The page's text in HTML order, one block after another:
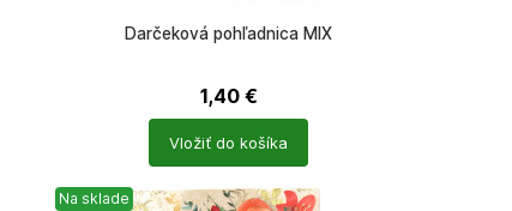
Darčeková pohľadnica MIX
1,40 €
Vložiť do košíka
Na sklade